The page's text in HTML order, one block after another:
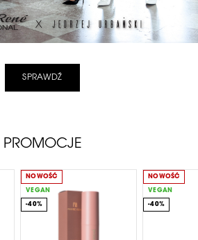
SPRAWDŹ
PROMOCJE
NOWOŚĆ
VEGAN
-40%
NOWOŚĆ
VEGAN
-40%